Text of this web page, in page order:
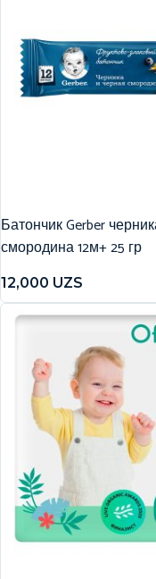
Батончик Gerber
смородина 12м+ 25 гр
12,000 UZS